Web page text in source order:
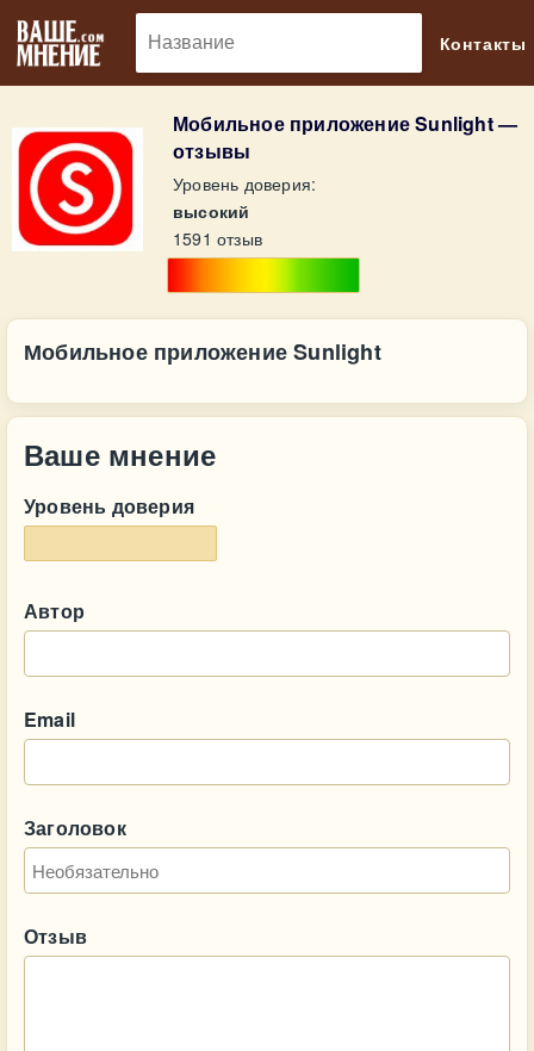
Контакты
Мобильное приложение Sunlight —
отзывы
Уровень доверия:
высокий
1591 отзыв
Мобильное приложение Sunlight
Ваше мнение
Уровень доверия
Автор
Email
Заголовок
Отзыв